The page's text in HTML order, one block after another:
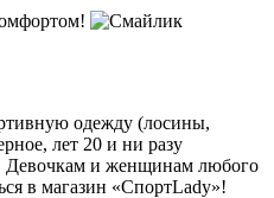
одежду (лосины,
лет 20 и ни разу
Девочкам и женщинам любого
в магазин «СпортLady»!